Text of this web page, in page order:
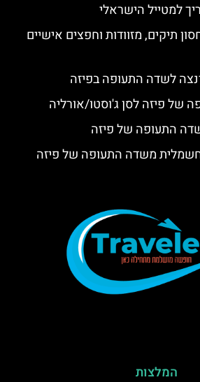
למטייל הישראלי
תיקים, מזוודות וחפצים אישיים
לשדה התעופה בפיזה
של פיזה לסן ג'וסטו/אורליה
התעופה של פיזה
משדה התעופה של פיזה
המלצות